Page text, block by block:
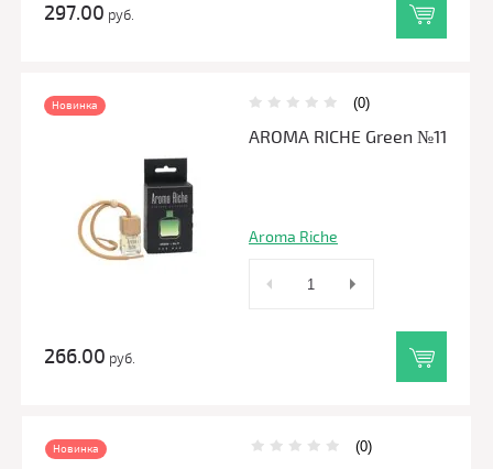
297.00 руб.
Новинка (0)
AROMA RICHE Green №11
Aroma Riche
266.00 руб.
Новинка (0)